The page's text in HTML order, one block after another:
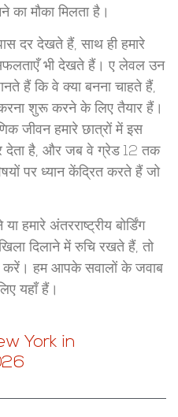
का मौका मिलता है।
दर देखते हैं, साथ ही हमारे
भी देखते हैं। ए लेवल उन
हैं कि वे क्या बनना चाहते हैं,
शुरू करने के लिए तैयार हैं।
जीवन हमारे छात्रों में इस
देता है, और जब वे ग्रेड 12 तक
पर ध्यान केंद्रित करते हैं जो
अंतरराष्ट्रीय बोर्डिंग
दिलाने में रुचि रखते हैं, तो
करें। हम आपके सवालों के जवाब
यहाँ हैं।
York in